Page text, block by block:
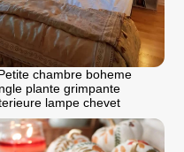
chambre boheme
plante grimpante
lampe chevet